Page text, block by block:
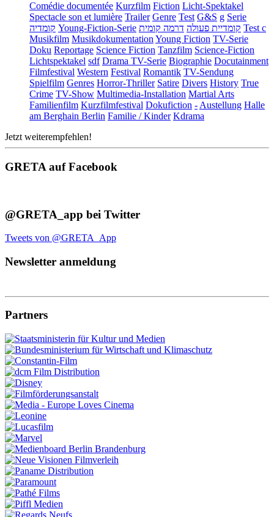
Comédie documentée Kurzfilm Fiction Licht-Spektakel
Spectacle son et lumière Trailer Genre Test G&S g Serie
קומדיה Young-Fiction-Serie קומדיית פעולה דרמה קומית
Test c
Musikfilm MusikdokumentationYoung Fiction TV-Serie
Doku Reportage Science Fiction Tanzfilm Science-Fiction
Lichtspektakel sdf Drama TV-Serie Biographie Docutainment
Filmfestival Western Festival Romantik TV-Sendung
Spielfilm Genres Horror-Thriller Satire Divers History True
Crime TV-Show Multimedia-Installation Martial Arts
Familienfilm Kurzfilmfestival Dokufiction -Austellung Halle
am Berghain Berlin Familie / Kinder Kdrama
Jetzt weiterempfehlen!
GRETA auf Facebook
@GRETA_app bei Twitter
Tweets von @GRETA_App
Newsletter anmeldung
Partners